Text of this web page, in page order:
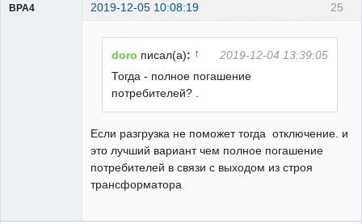
25
BPA4 2019-12-05 10:08:19
doro писал(а): ↑
2019-12-04 13:39:05
Тогда - полное погашение
потребителей? .
Если разгрузка не поможет тогда отключение. и
это лучший вариант чем полное погашение
потребителей в связи с выходом из строя
трансформатора